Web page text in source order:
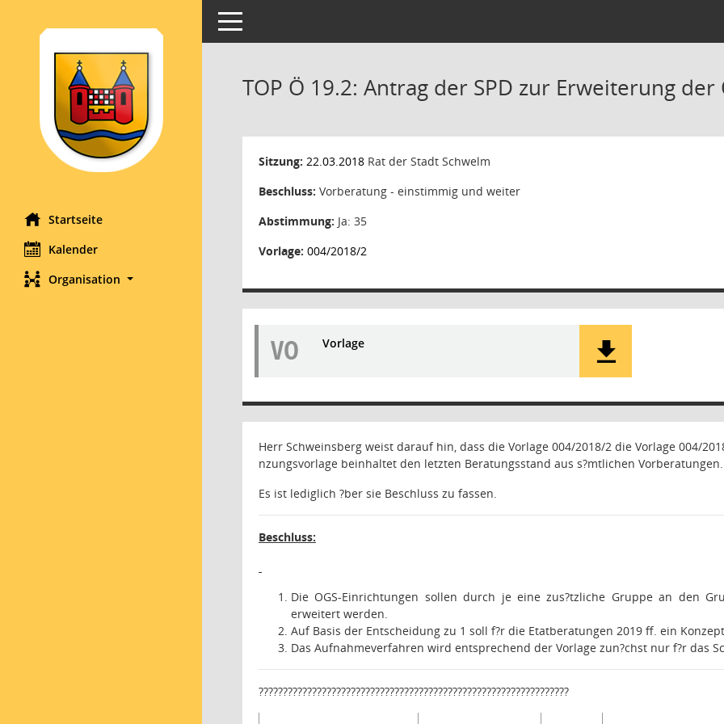
Startseite
Kalender
Organisation
Toggle navigation
TOP Ö 19.2: Antrag der SPD zur Erweiterung der
Sitzung: 22.03.2018 Rat der Stadt Schwelm
Beschluss: Vorberatung - einstimmig und weiter
Abstimmung: Ja: 35
Vorlage: 004/2018/2
VO Vorlage
Herr Schweinsberg weist darauf hin, dass die Vorlage 004/2018/2 die Vorlage 004/
nzungsvorlage beinhaltet den letzten Beratungsstand aus s?mtlichen Vorberatungen.
Es ist lediglich ?ber sie Beschluss zu fassen.
Beschluss:
Die OGS-Einrichtungen sollen durch je eine zus?tzliche Gruppe an den
erweitert werden.
Auf Basis der Entscheidung zu 1 soll f?r die Etatberatungen 2019 ff. ein
Das Aufnahmeverfahren wird entsprechend der Vorlage zun?chst nur f?r das
????????????????????????????????????????????????????????????????